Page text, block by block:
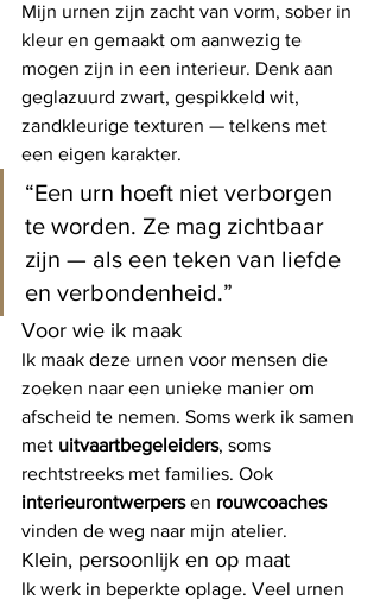
Mijn urnen zijn zacht van vorm, sober in
kleur en gemaakt om aanwezig te
mogen zijn in een interieur. Denk aan
geglazuurd zwart, gespikkeld wit,
zandkleurige texturen — telkens met
een eigen karakter.
“Een urn hoeft niet verborgen
te worden. Ze mag zichtbaar
zijn — als een teken van liefde
en verbondenheid.”
Voor wie ik maak
Ik maak deze urnen voor mensen die
zoeken naar een unieke manier om
afscheid te nemen. Soms werk ik samen
met uitvaartbegeleiders, soms
rechtstreeks met families. Ook
interieurontwerpers en rouwcoaches
vinden de weg naar mijn atelier.
Klein, persoonlijk en op maat
Ik werk in beperkte oplage. Veel urnen